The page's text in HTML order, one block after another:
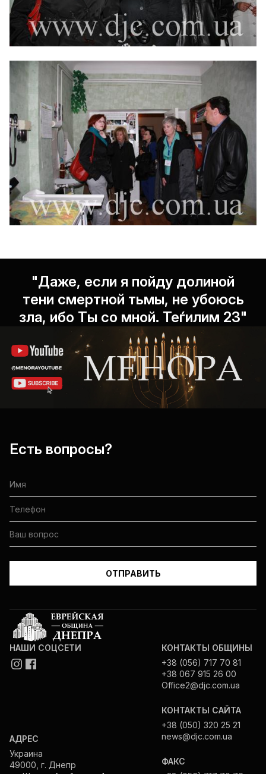
"Даже, если я пойду долиной
тени смертной тьмы, не убоюсь
зла, ибо Ты со мной. Теѓилим 23"
Есть вопросы?
НАШИ СОЦСЕТИ
АДРЕС
Украина
49000, г. Днепр
КОНТАКТЫ ОБЩИНЫ
+38 (056) 717 70 81
+38 067 915 26 00
Office2@djc.com.ua
КОНТАКТЫ САЙТА
+38 (050) 320 25 21
news@djc.com.ua
ФАКС